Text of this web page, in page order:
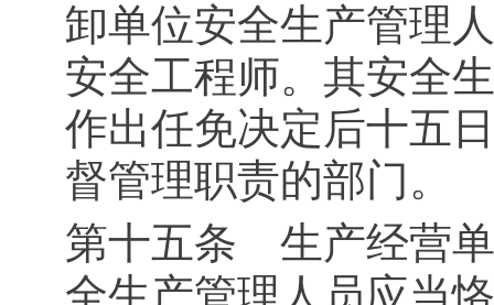
卸单位安全生产管理
安全工程师。其安全
作出任免决定后十五
督管理职责的部门。
第十五条 生产经营
全生产管理人员应当